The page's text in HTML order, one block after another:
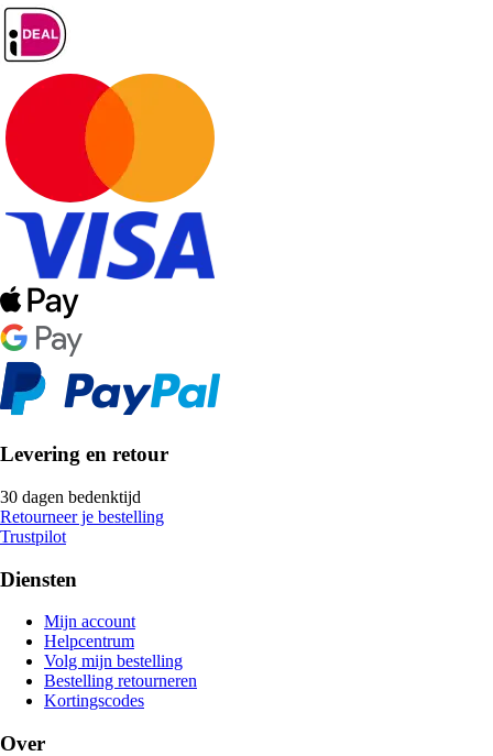
Levering en retour
30 dagen bedenktijd
Retourneer je bestelling
Trustpilot
Diensten
Mijn account
Helpcentrum
Volg mijn bestelling
Bestelling retourneren
Kortingscodes
Over